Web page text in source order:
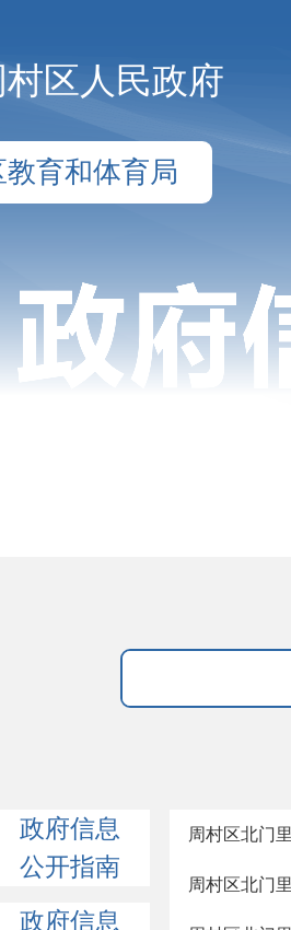
村区人民政府
教育和体育局
政府信息
公开指南
政府信息
周村区北门
周村区北门